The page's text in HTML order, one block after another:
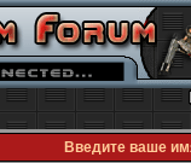
Введите ваше